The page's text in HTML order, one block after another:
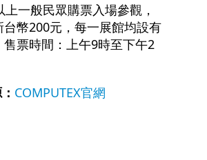
上一般民眾購票入場參觀，
台幣200元，每一展館均設有
票時間：上午9時至下午2
COMPUTEX官網